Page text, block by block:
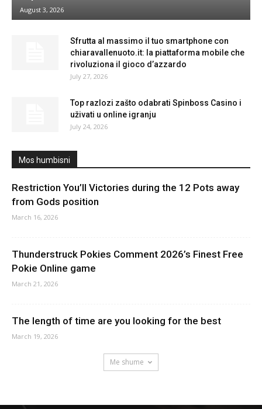
August 3, 2026
Sfrutta al massimo il tuo smartphone con
chiaravallenuoto.it: la piattaforma mobile che
rivoluziona il gioco d’azzardo
July 27, 2026
Top razlozi zašto odabrati Spinboss Casino i
uživati u online igranju
July 24, 2026
Mos humbisni
Restriction You’ll Victories during the 12 Pots away
from Gods position
March 16, 2026
Thunderstruck Pokies Comment 2026’s Finest Free
Pokie Online game
March 21, 2026
The length of time are you looking for the best
March 19, 2026
Me shume